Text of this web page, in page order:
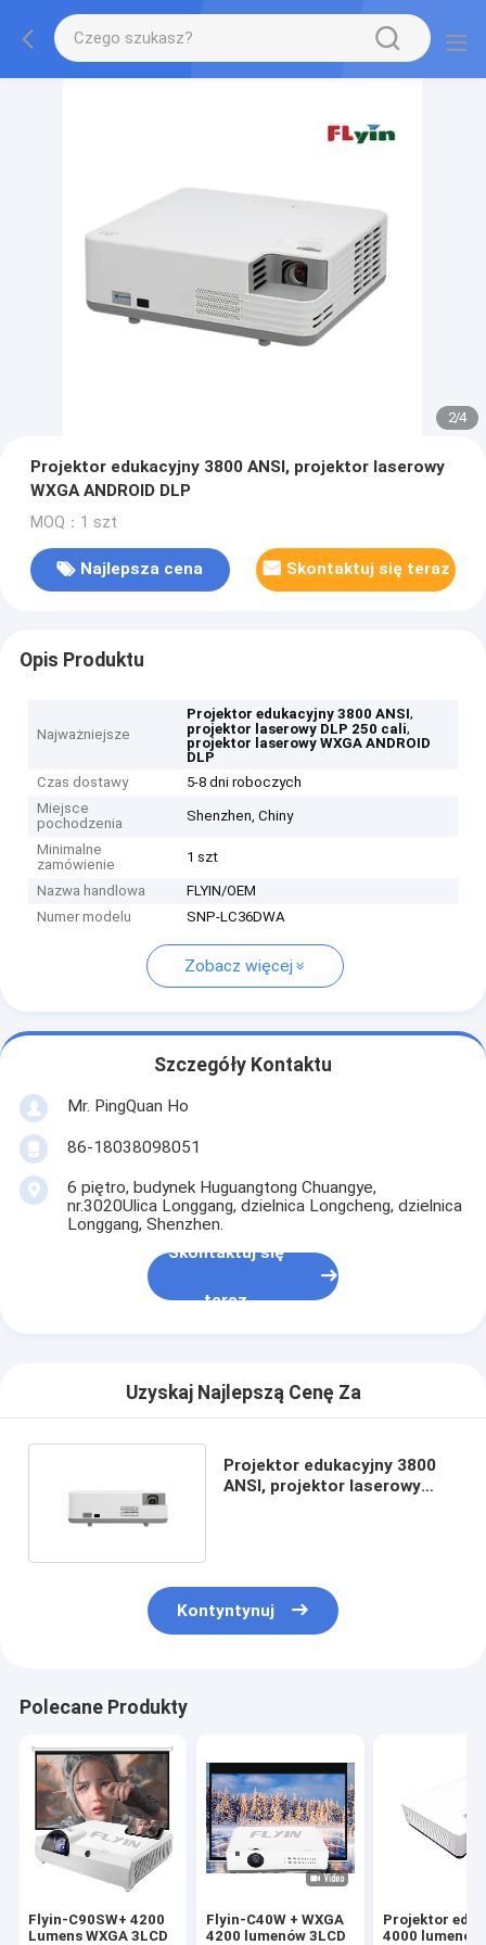
2/4
Projektor edukacyjny 3800 ANSI, projektor laserowy
WXGA ANDROID DLP
MOQ：1 szt
Najlepsza cena Skontaktuj się teraz
Opis Produktu
Najważniejsze
Projektor edukacyjny 3800 ANSI,
projektor laserowy DLP 250 cali,
projektor laserowy WXGA ANDROID
DLP
Czas dostawy
5-8 dni roboczych
Miejsce
pochodzenia
Shenzhen, Chiny
Minimalne
zamówienie
1 szt
Nazwa handlowa
FLYIN/OEM
Numer modelu
SNP-LC36DWA
Zobacz więcej
Szczegóły Kontaktu
Mr. PingQuan Ho
86-18038098051
6 piętro, budynek Huguangtong Chuangye,
nr.3020Ulica Longgang, dzielnica Longcheng, dzielnica
Longgang, Shenzhen.
Skontaktuj się
teraz
Uzyskaj Najlepszą Cenę Za
Projektor edukacyjny 3800
ANSI, projektor laserowy
Kontyntynuj
Polecane Produkty
Flyin-C90SW+ 4200
Lumens WXGA 3LCD
Flyin-C40W + WXGA
4200 lumenów 3LCD
Projektor
4000 lumenów